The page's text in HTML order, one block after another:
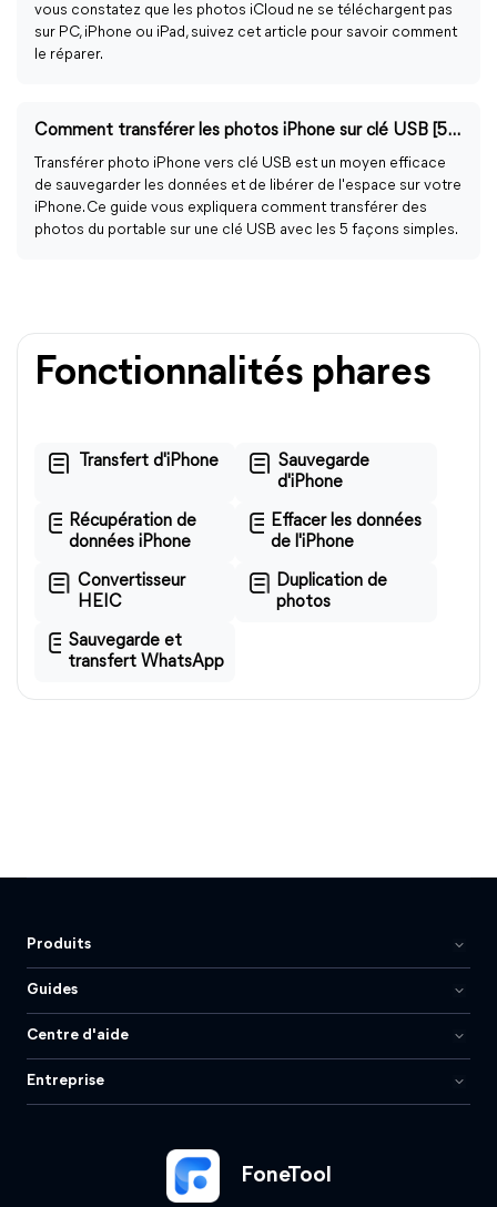
vous constatez que les photos iCloud ne se téléchargent pas
sur PC, iPhone ou iPad, suivez cet article pour savoir comment
le réparer.
Comment transférer les photos iPhone sur clé USB [5 Façons]
Transférer photo iPhone vers clé USB est un moyen efficace
de sauvegarder les données et de libérer de l'espace sur votre
iPhone. Ce guide vous expliquera comment transférer des
photos du portable sur une clé USB avec les 5 façons simples.
Fonctionnalités phares
Transfert d'iPhone
Sauvegarde
d'iPhone
Récupération de
données iPhone
Effacer les données
de l'iPhone
Convertisseur
HEIC
Duplication de
photos
Sauvegarde et
transfert WhatsApp
FoneTool
Produits
Guides
Centre d'aide
Entreprise